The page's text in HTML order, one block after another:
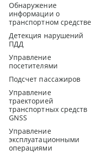
Обнаружение
информации о
транспортном средстве
Детекция нарушений
ПДД
Управление
посетителями
Подсчет пассажиров
Управление
траекторией
транспортных средств
GNSS
Управление
эксплуатационными
операциями